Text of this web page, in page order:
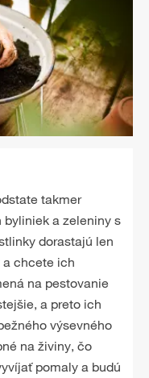
takmer
byliniek a zeleniny s
dorastajú len
chcete ich
na pestovanie
a preto ich
výsevného
na živiny, čo
pomaly a budú